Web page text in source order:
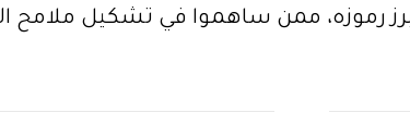
رموزه، ممن ساهموا في تشكيل ملامح